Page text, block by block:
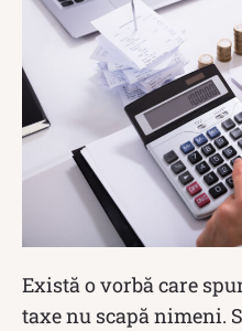
Există o vorbă care
taxe nu scapă nimeni.